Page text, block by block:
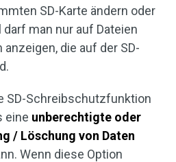
SD-Karte ändern oder
man nur auf Dateien
die auf der SD-
SD-Schreibschutzfunktion
eine unberechtigte oder
/ Löschung von Daten
Wenn diese Option